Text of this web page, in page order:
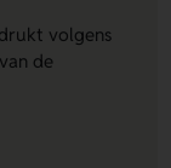
volgens
de